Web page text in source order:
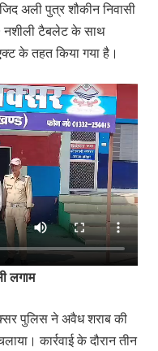
अली पुत्र शौकीन निवासी
नशीली टैबलेट के साथ
के तहत किया गया है।
लगाम
पुलिस ने अवैध शराब की
कार्रवाई के दौरान तीन